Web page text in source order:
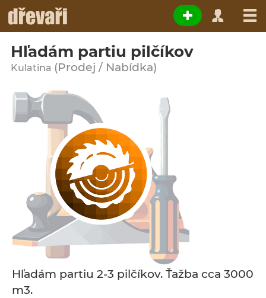
Hľadám partiu pilčíkov
Kulatina (Prodej / Nabídka)
Hľadám partiu 2-3 pilčíkov. Ťažba cca 3000
m3.